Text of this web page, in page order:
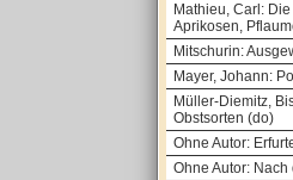
Mathieu, Carl:
Aprikosen,
Mitschurin:
Mayer, Johann:
Müller-Diemitz,
Obstsorten (do)
Ohne Autor:
Ohne Autor: